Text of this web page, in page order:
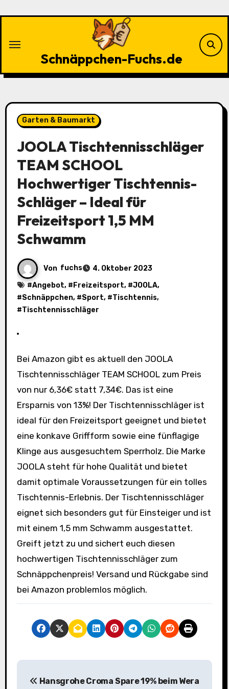
Schnäppchen-Fuchs.de
Garten & Baumarkt
JOOLA Tischtennisschläger
TEAM SCHOOL
Hochwertiger Tischtennis-
Schläger – Ideal für
Freizeitsport 1,5 MM
Schwamm
Von fuchs
4. Oktober 2023
#Angebot, # Freizeitsport, #JOOLA,
#Schnäppchen, #Sport, #Tischtennis,
#Tischtennisschläger
Bei Amazon gibt es aktuell den JOOLA
Tischtennisschläger TEAM SCHOOL zum Preis
von nur 6,36€ statt 7,34€. Das ist eine
Ersparnis von 13%! Der Tischtennisschläger ist
ideal für den Freizeitsport geeignet und bietet
eine konkave Griffform sowie eine fünflagige
Klinge aus ausgesuchtem Sperrholz. Die Marke
JOOLA steht für hohe Qualität und bietet
damit optimale Voraussetzungen für ein tolles
Tischtennis-Erlebnis. Der Tischtennisschläger
eignet sich besonders gut für Einsteiger und ist
mit einem 1,5 mm Schwamm ausgestattet.
Greift jetzt zu und sichert euch diesen
hochwertigen Tischtennisschläger zum
Schnäppchenpreis! Versand und Rückgabe sind
bei Amazon problemlos möglich.
B
Hansgrohe Croma Spare 19% beim Wera